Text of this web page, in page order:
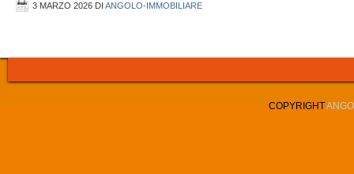
3 MARZO 2026 DI ANGOLO-IMMOBILIARE
COPYRIGHT